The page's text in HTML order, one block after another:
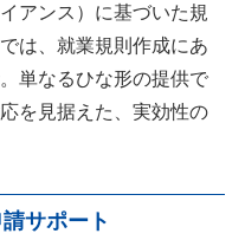
アンス）に基づいた規
は、就業規則作成にあ
単なるひな形の提供で
を見据えた、実効性の
サポート